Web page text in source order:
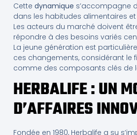
Cette dynamique s’accompagne
dans les habitudes alimentaires
Les acteurs du marché doivent
répondre à des besoins variés
La jeune génération est
ces changements, considérant le
comme des composants clés de
HERBALIFE : UN
D’AFFAIRES
Fondée en 1980, Herbalife a su